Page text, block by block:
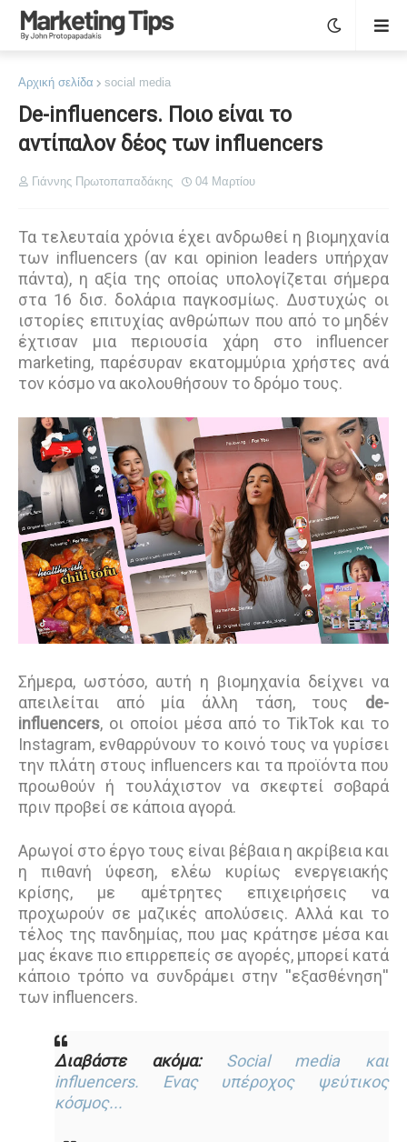
Αρχική σελίδα social media
De-influencers. Ποιο είναι το
αντίπαλον δέος των influencers
Γιάννης Πρωτοπαπαδάκης 04 Μαρτίου
Τα τελευταία χρόνια έχει ανδρωθεί η βιομηχανία
των influencers (αν και opinion leaders υπήρχαν
πάντα), η αξία της οποίας υπολογίζεται σήμερα
στα 16 δισ. δολάρια παγκοσμίως. Δυστυχώς οι
ιστορίες επιτυχίας ανθρώπων που από το μηδέν
έχτισαν μια περιουσία χάρη στο influencer
marketing, παρέσυραν εκατομμύρια χρήστες ανά
τον κόσμο να ακολουθήσουν το δρόμο τους.
Σήμερα, ωστόσο, αυτή η βιομηχανία δείχνει να
απειλείται από μία άλλη τάση, τους de-
influencers, οι οποίοι μέσα από το TikTok και το
Instagram, ενθαρρύνουν το κοινό τους να γυρίσει
την πλάτη στους influencers και τα προϊόντα που
προωθούν ή τουλάχιστον να σκεφτεί σοβαρά
πριν προβεί σε κάποια αγορά.
Αρωγοί στο έργο τους είναι βέβαια η ακρίβεια και
η πιθανή ύφεση, ελέω κυρίως ενεργειακής
κρίσης, με αμέτρητες επιχειρήσεις να
προχωρούν σε μαζικές απολύσεις. Αλλά και το
τέλος της πανδημίας, που μας κράτησε μέσα και
μας έκανε πιο επιρρεπείς σε αγορές, μπορεί κατά
κάποιο τρόπο να συνδράμει στην ''εξασθένηση''
των influencers.
Διαβάστε ακόμα:
Social media και
influencers. Ενας υπέροχος ψεύτικος
κόσμος...